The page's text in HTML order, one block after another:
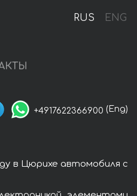
RUS ENG
+4917622366900 (Eng)
в Цюрихе автомобиля с